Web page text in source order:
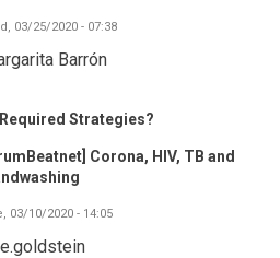
03/25/2020 - 07:38
Barrón
Strategies?
Corona, HIV, TB and
03/10/2020 - 14:05